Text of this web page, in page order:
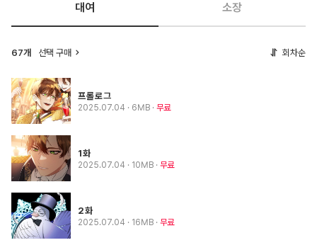
대여 소장
67개 선택 구매 회차순
프롤로그
2025.07.04 · 6MB 무료
1화
2025.07.04 · 10MB 무료
2화
2025.07.04 · 16MB 무료